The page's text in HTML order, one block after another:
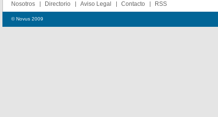
Nosotros Directorio Aviso Legal Contacto RSS
© Novus 2009